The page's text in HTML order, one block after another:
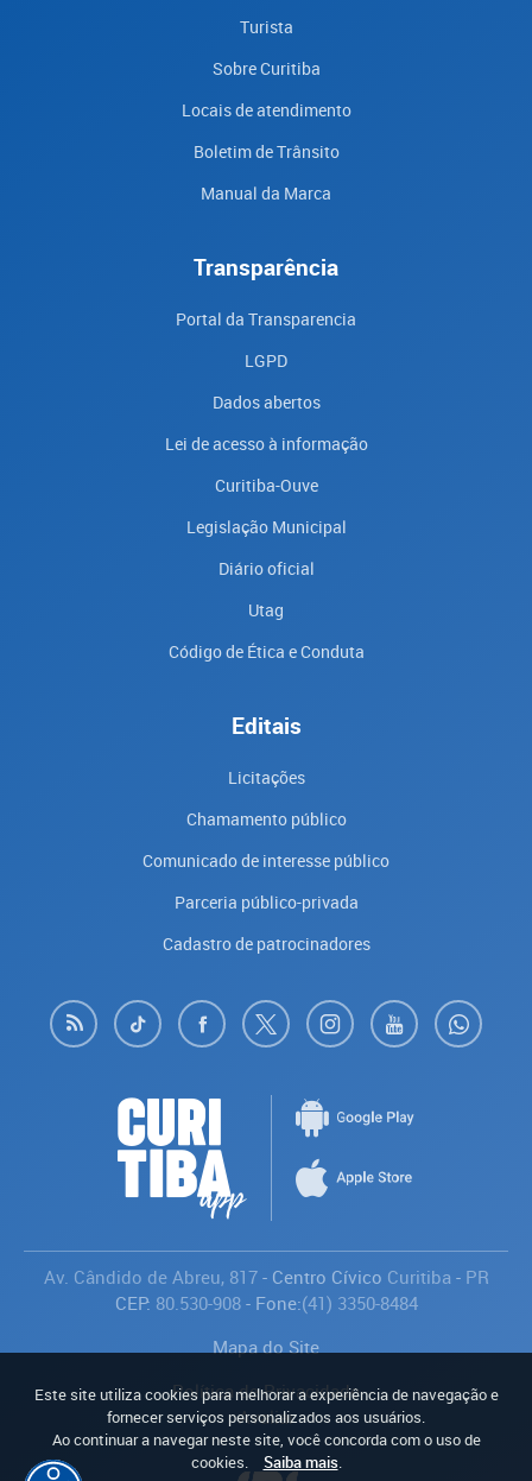
Turista
Sobre Curitiba
Locais de atendimento
Boletim de Trânsito
Manual da Marca
Transparência
Portal da Transparencia
LGPD
Dados abertos
Lei de acesso à informação
Curitiba-Ouve
Legislação Municipal
Diário oficial
Utag
Código de Ética e Conduta
Editais
Licitações
Chamamento público
Comunicado de interesse público
Parceria público-privada
Cadastro de patrocinadores
Av. Cândido de Abreu, 817- Centro Cívico Curitiba- PR
CEP: 80.530-908- Fone:(41) 3350-8484
Mapa do Site
Política de Privacidade
Avaliar
Este site utiliza cookies para melhorar a experiência de navegação e
fornecer serviços personalizados aos usuários.
Ao continuar a navegar neste site, você concorda com o uso de
cookies.
Saiba mais.